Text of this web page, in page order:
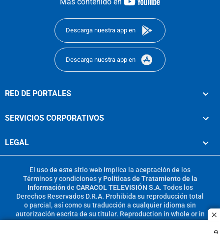
Más contenido en
Descarga nuestra app en
Descarga nuestra app en
RED DE PORTALES
SERVICIOS CORPORATIVOS
LEGAL
El uso de este sitio web implica la aceptación de los
Términos y condicionesy Políticas de Tratamiento de la
Información de CARACOL TELEVISIÓN S.A. Todos los
Derechos Reservados D.R.A. Prohibida su reproducción total
o parcial, así como su traducción a cualquier idioma sin
autorización escrita de su titular. Reproduction in whole or in